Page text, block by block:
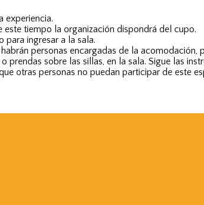
experiencia.
este tiempo la organización dispondrá del cupo.
para ingresar a la sala.
personas encargadas de la acomodación,
sobre las sillas, en la sala. Sigue las
otras personas no puedan participar de este